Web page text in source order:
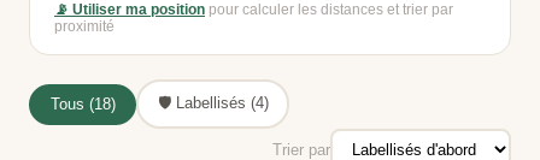
📡 Utiliser ma position pour calculer les distances et trier par
proximité
Tous (18) 🛡️ Labellisés (4)
Trier par